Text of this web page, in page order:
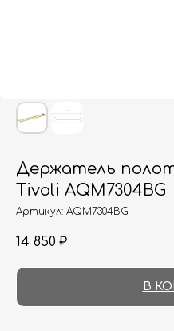
Держатель
Tivoli AQM7304BG
Артикул: AQM7304BG
14 850 ₽
В